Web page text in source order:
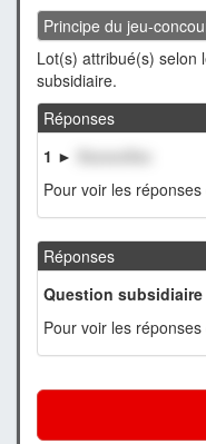
Principe du jeu-
Lot(s) attribué(s) selon
subsidiaire.
Réponses
1 ►
XxxxxxXxx
Pour voir les
Réponses
Question
Pour voir les